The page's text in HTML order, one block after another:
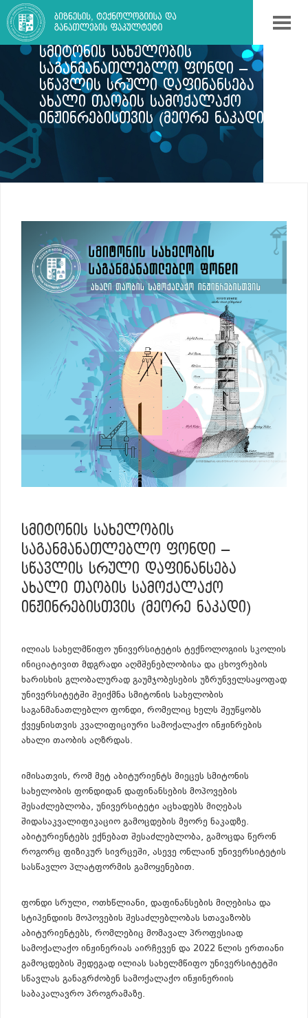
ᲡᲛᲘᲢᲝᲜᲘᲡ ᲡᲐᲮᲔᲚᲝᲑᲘᲡ
ᲡᲐᲒᲐᲜᲛᲐᲜᲐᲗᲚᲔᲑᲚᲝ ᲤᲝᲜᲓᲘ –
ᲡᲬᲐᲕᲚᲘᲡ ᲡᲠᲣᲚᲘ ᲓᲐᲤᲘᲜᲐᲜᲡᲔᲑᲐ
ᲐᲮᲐᲚᲘ ᲗᲐᲝᲑᲘᲡ ᲡᲐᲛᲝᲥᲐᲚᲐᲥᲝ
ᲘᲜᲟᲘᲜᲠᲔᲑᲘᲡᲗᲕᲘᲡ (ᲛᲔᲝᲠᲔ ᲜᲐᲙᲐᲓᲘ)
ᲡᲛᲘᲢᲝᲜᲘᲡ ᲡᲐᲮᲔᲚᲝᲑᲘᲡ
ᲡᲐᲒᲐᲜᲛᲐᲜᲐᲗᲚᲔᲑᲚᲝ ᲤᲝᲜᲓᲘ –
ᲡᲬᲐᲕᲚᲘᲡ ᲡᲠᲣᲚᲘ ᲓᲐᲤᲘᲜᲐᲜᲡᲔᲑᲐ
ᲐᲮᲐᲚᲘ ᲗᲐᲝᲑᲘᲡ ᲡᲐᲛᲝᲥᲐᲚᲐᲥᲝ
ᲘᲜᲟᲘᲜᲠᲔᲑᲘᲡᲗᲕᲘᲡ (ᲛᲔᲝᲠᲔ ᲜᲐᲙᲐᲓᲘ)
ილიას სახელმწიფო უნივერსიტეტის ტექნოლოგიის სკოლის
ინიციატივით მდგრადი აღმშენებლობისა და ცხოვრების
ხარისხის გლობალურად გაუმჯობესების უზრუნველსაყოფად
უნივერსიტეტში შეიქმნა სმიტონის სახელობის
საგანმანათლებლო ფონდი, რომელიც ხელს შეუწყობს
ქვეყნისთვის კვალიფიციური სამოქალაქო ინჟინრების
ახალი თაობის აღზრდას.
იმისათვის, რომ მეტ აბიტურიენტს მიეცეს სმიტონის
სახელობის ფონდიდან დაფინანსების მოპოვების
შესაძლებლობა, უნივერსიტეტი აცხადებს მიღებას
შიდასაკვალიფიკაციო გამოცდების მეორე ნაკადზე.
აბიტურიენტებს ექნებათ შესაძლებლობა, გამოცდა წერონ
როგორც ფიზიკურ სივრცეში, ასევე ონლაინ უნივერსიტეტის
სასწავლო პლატფორმის გამოყენებით.
ფონდი სრული, ოთხწლიანი, დაფინანსების მიღებისა და
სტიპენდიის მოპოვების შესაძლებლობას სთავაზობს
აბიტურიენტებს, რომლებიც მომავალ პროფესიად
სამოქალაქო ინჟინერიას აირჩევენ და 2022 წლის ერთიანი
გამოცდების შედეგად ილიას სახელმწიფო უნივერსიტეტში
სწავლას განაგრძობენ სამოქალაქო ინჟინერიის
საბაკალავრო პროგრამაზე.